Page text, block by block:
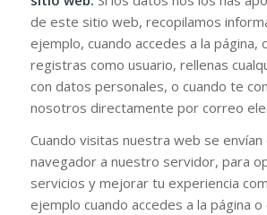
de este sitio web, recopilamos
ejemplo, cuando accedes a la página,
registras como usuario, rellenas
con datos personales, o cuando te
nosotros directamente por correo
Cuando visitas nuestra web se
navegador a nuestro servidor, para
servicios y mejorar tu experiencia
ejemplo cuando accedes a la página o